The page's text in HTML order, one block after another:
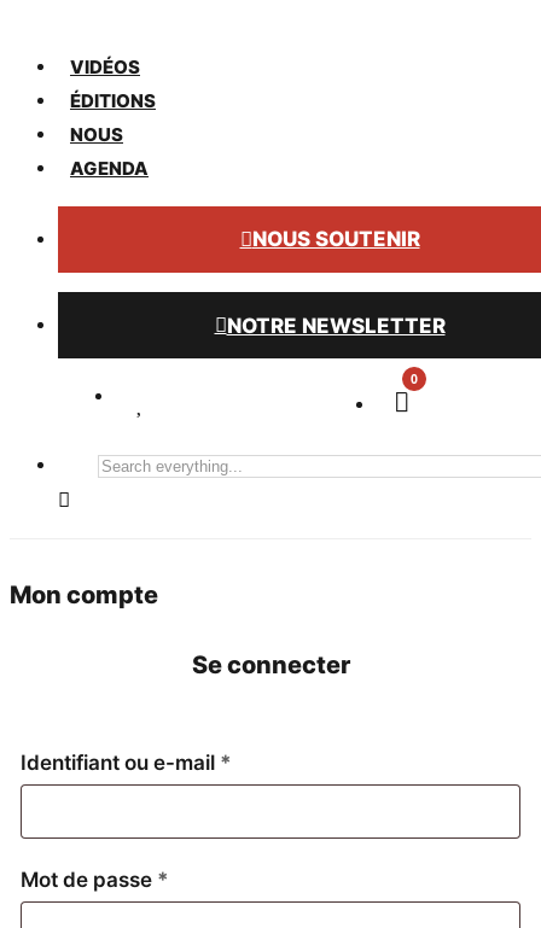
VIDÉOS
ÉDITIONS
NOUS
AGENDA
NOUS SOUTENIR
NOTRE NEWSLETTER
0
Search
Mon compte
Se connecter
Identifiant ou e-mail *
Mot de passe *